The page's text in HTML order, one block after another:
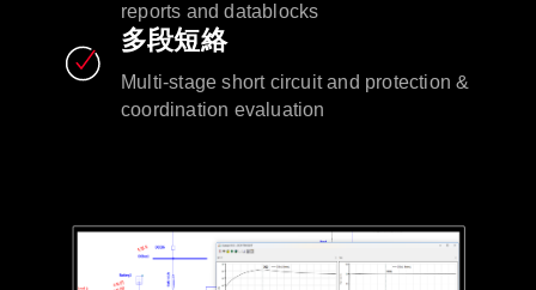
reports and datablocks
多段短絡
Multi-stage short circuit and protection &
coordination evaluation